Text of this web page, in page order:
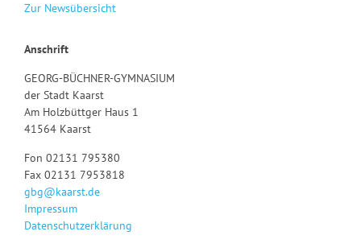
Zur Newsübersicht
Anschrift
GEORG-BÜCHNER-GYMNASIUM
der Stadt Kaarst
Am Holzbüttger Haus 1
41564 Kaarst
Fon 02131 795380
Fax 02131 7953818
gbg@kaarst.de
Impressum
Datenschutzerklärung